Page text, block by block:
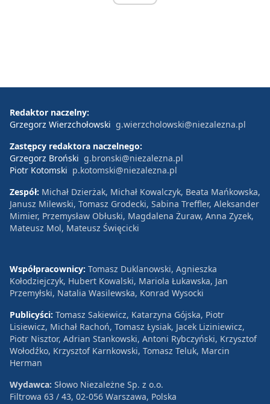
Redaktor naczelny:
Grzegorz Wierzchołowski g.wierzcholowski@niezalezna.pl
Zastępcy redaktora naczelnego:
Grzegorz Broński g.bronski@niezalezna.pl
Piotr Kotomski p.kotomski@niezalezna.pl
Zespół: Michał Dzierżak, Michał Kowalczyk, Beata Mańkowska,
Janusz Milewski, Tomasz Grodecki, Sabina Treffler, Aleksander
Mimier, Przemysław Obłuski, Magdalena Żuraw, Anna Zyzek,
Mateusz Mol, Mateusz Święcicki
Współpracownicy: Tomasz Duklanowski, Agnieszka
Kołodziejczyk, Hubert Kowalski, Mariola Łukawska, Jan
Przemyłski, Natalia Wasilewska, Konrad Wysocki
Publicyści: Tomasz Sakiewicz, Katarzyna Gójska, Piotr
Lisiewicz, Michał Rachoń, Tomasz Łysiak, Jacek Liziniewicz,
Piotr Nisztor, Adrian Stankowski, Antoni Rybczyński, Krzysztof
Wołodźko, Krzysztof Karnkowski, Tomasz Teluk, Marcin
Herman
Wydawca: Słowo Niezależne Sp. z o.o.
Filtrowa 63 / 43, 02-056 Warszawa, Polska